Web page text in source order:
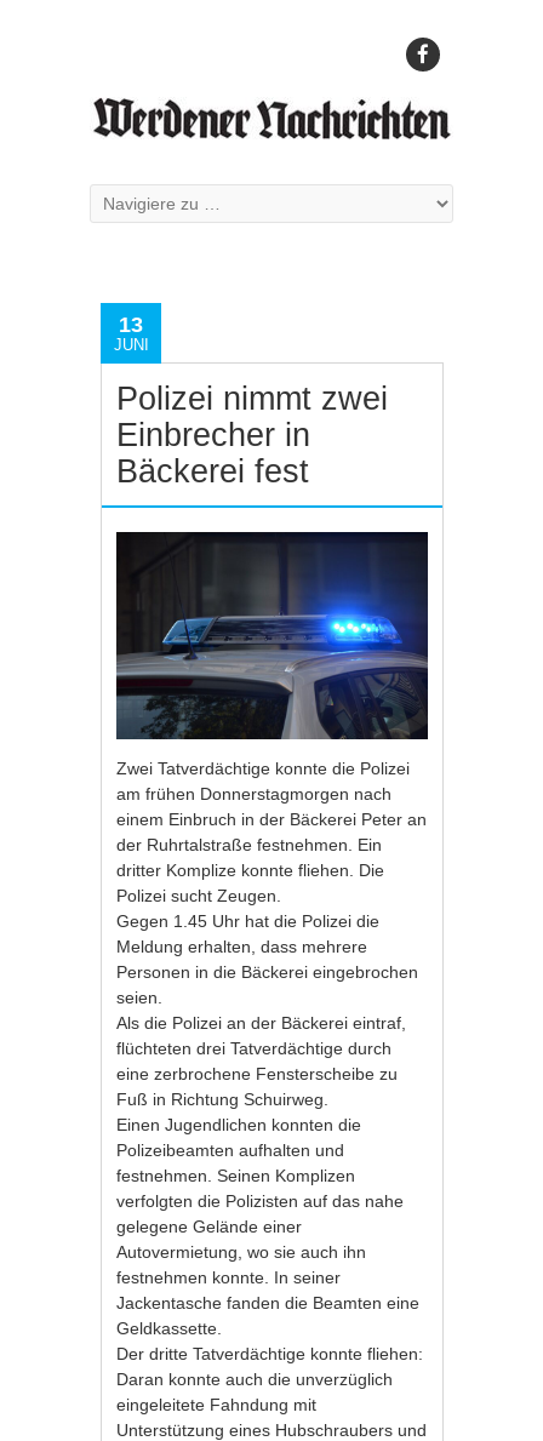
13
JUNI
Polizei nimmt zwei
Einbrecher in
Bäckerei fest
Zwei Tatverdächtige konnte die Polizei
am frühen Donnerstagmorgen nach
einem Einbruch in der Bäckerei Peter an
der Ruhrtalstraße festnehmen. Ein
dritter Komplize konnte fliehen. Die
Polizei sucht Zeugen.
Gegen 1.45 Uhr hat die Polizei die
Meldung erhalten, dass mehrere
Personen in die Bäckerei eingebrochen
seien.
Als die Polizei an der Bäckerei eintraf,
flüchteten drei Tatverdächtige durch
eine zerbrochene Fensterscheibe zu
Fuß in Richtung Schuirweg.
Einen Jugendlichen konnten die
Polizeibeamten aufhalten und
festnehmen. Seinen Komplizen
verfolgten die Polizisten auf das nahe
gelegene Gelände einer
Autovermietung, wo sie auch ihn
festnehmen konnte. In seiner
Jackentasche fanden die Beamten eine
Geldkassette.
Der dritte Tatverdächtige konnte fliehen:
Daran konnte auch die unverzüglich
eingeleitete Fahndung mit
Unterstützung eines Hubschraubers und